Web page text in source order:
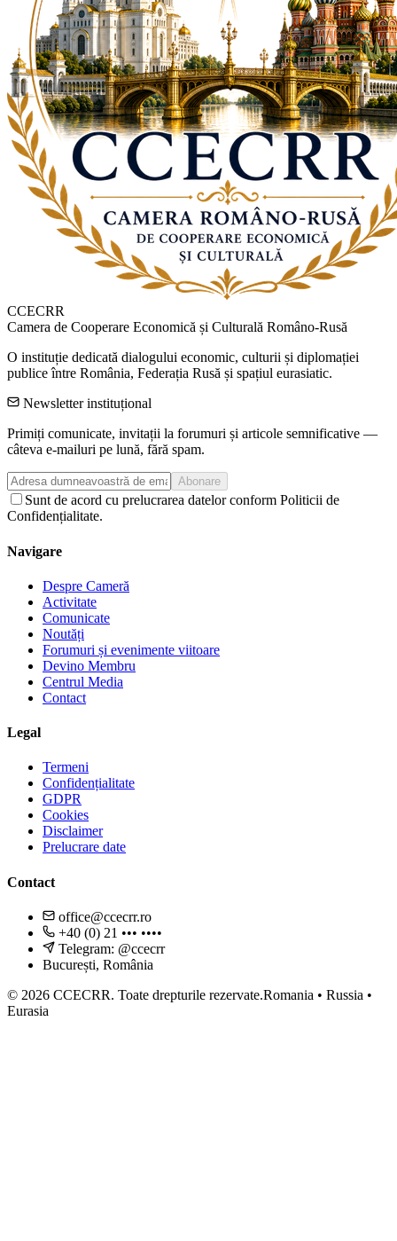
CCECRR
Camera de Cooperare Economică și Culturală Româno-Rusă
O instituție dedicată dialogului economic, culturii și diplomației
publice între România, Federația Rusă și spațiul eurasiatic.
Newsletter instituțional
Primiți comunicate, invitații la forumuri și articole semnificative —
câteva e-mailuri pe lună, fără spam.
Abonare
Sunt de acord cu prelucrarea datelor conform Politicii de
Confidențialitate.
Navigare
Despre Cameră
Activitate
Comunicate
Noutăți
Forumuri și evenimente viitoare
Devino Membru
Centrul Media
Contact
Legal
Termeni
Confidențialitate
GDPR
Cookies
Disclaimer
Prelucrare date
Contact
office@ccecrr.ro
+40 (0) 21 ••• ••••
Telegram: @ccecrr
București, România
© 2026 CCECRR. Toate drepturile rezervate.Romania • Russia •
Eurasia